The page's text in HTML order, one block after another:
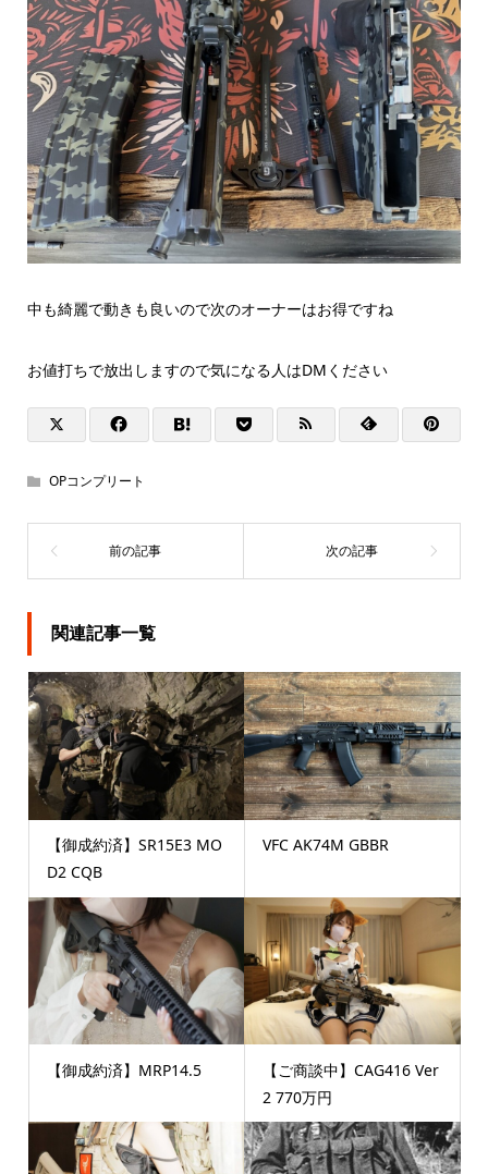
中も綺麗で動きも良いので次のオーナーはお得ですね
お値打ちで放出しますので気になる人はDMください
OPコンプリート
関連記事一覧
【御成約済】SR15E3 MO
D2 CQB
VFC AK74M GBBR
【御成約済】MRP14.5
【ご商談中】CAG416 Ver
2 770万円